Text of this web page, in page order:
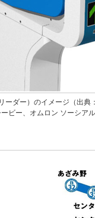
ーダー）のイメージ（出
ビー、オムロン ソーシア